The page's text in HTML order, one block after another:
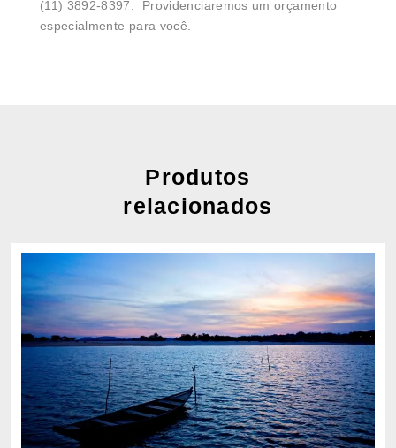
(11) 3892-8397. Providenciaremos um orçamento
especialmente para você.
Produtos
relacionados